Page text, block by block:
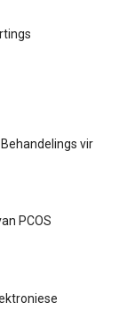
vir
PCOS